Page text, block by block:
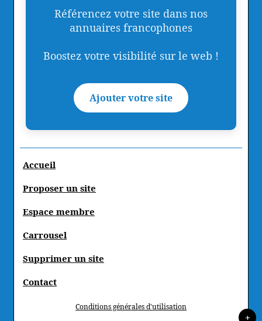
Référencez votre site dans nos
annuaires francophones
Boostez votre visibilité sur le web !
Ajouter votre site
Accueil
Proposer un site
Espace membre
Carrousel
Supprimer un site
Contact
Conditions générales d'utilisation
+